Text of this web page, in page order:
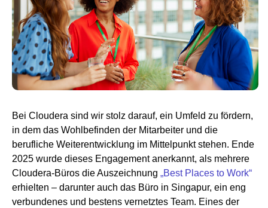
Bildung
Newsroom
Bei Cloudera sind wir stolz darauf, ein Umfeld zu fördern,
in dem das Wohlbefinden der Mitarbeiter und die
berufliche Weiterentwicklung im Mittelpunkt stehen. Ende
2025 wurde dieses Engagement anerkannt, als mehrere
Cloudera-Büros die Auszeichnung „Best Places to Work“
erhielten – darunter auch das Büro in Singapur, ein eng
verbundenes und bestens vernetztes Team. Eines der